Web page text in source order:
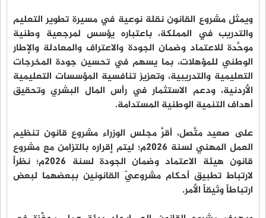
ويمثل مشروع القانون نقلة نوعية في مسيرة تطوير التعليم
والتدريب في المملكة، باعتباره يؤسس لمرجعية وطنية
موحَّدة للاعتماد وضمان الجودة والاعتراف والمعادلة والإطار
الوطني للمؤهلات، بما يسهم في تحسين جودة المخرجات
التعليمية والتدريبية، وتعزيز تنافسية المؤسسات التعليمية
الأردنية، ودعم الاستثمار في رأس المال البشري وتحقيق
أهداف التنمية الوطنية المستدامة.
على صعيد متَّصل، أقرَّ مجلس الوزراء مشروع قانون تنظيم
العمل المهني لسنة 2026م؛ ليتم إقراره بالتزامن مع مشروع
قانون هيئة الاعتماد وضمان الجودة لسنة 2026م؛ نظراً
لارتباط تطبيق أحكام مشروعيّ القانونين ببعضهما لبعض
ارتباطاً وثيقاً الأمر.